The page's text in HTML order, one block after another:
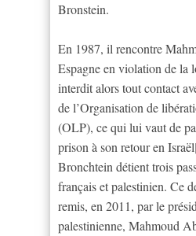
Bronstein.
En 1987, il rencontre
Espagne en violation de la
interdit alors tout contact
de l’Organisation de
(OLP), ce qui lui vaut de
prison à son retour en
Bronchtein détient trois
français et palestinien. Ce
remis, en 2011, par le
palestinienne, Mahmoud